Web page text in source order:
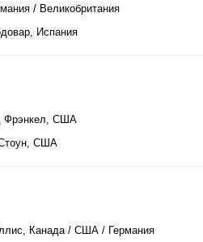
/ Великобритания
Испания
Фрэнкел, США
США
Канада / США / Германия